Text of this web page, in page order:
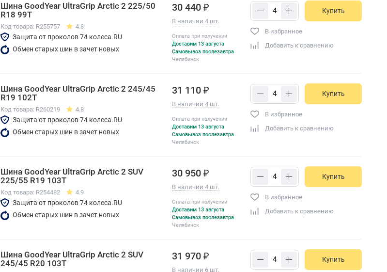
Шина GoodYear UltraGrip Arctic 2 225/50
R18 99T
Код товара: R255757 4.8
Защита от проколов 74 колеса.RU
Обмен старых шин в зачет новых
30 440 ₽
В наличии 4 шт.
Оплата при получении
Доставим 13 августа
Самовывоз послезавтра
Челябинск
Купить
В избранное
Добавить к сравнению
Шина GoodYear UltraGrip Arctic 2 245/45
R19 102T
Код товара: R260219 4.8
Защита от проколов 74 колеса.RU
Обмен старых шин в зачет новых
31 110 ₽
В наличии 4 шт.
Оплата при получении
Доставим 13 августа
Самовывоз послезавтра
Челябинск
Купить
В избранное
Добавить к сравнению
Шина GoodYear UltraGrip Arctic 2 SUV
225/55 R19 103T
Код товара: R254482 4.9
Защита от проколов 74 колеса.RU
Обмен старых шин в зачет новых
30 950 ₽
В наличии 4 шт.
Оплата при получении
Доставим 13 августа
Самовывоз послезавтра
Челябинск
Купить
В избранное
Добавить к сравнению
Шина GoodYear UltraGrip Arctic 2 SUV
245/45 R20 103T
31 970 ₽
В наличии 6 шт.
Купить